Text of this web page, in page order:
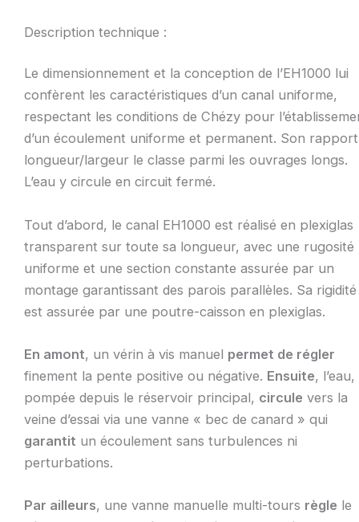
Description technique :
Le dimensionnement et la conception de l’EH1000 lui
confèrent les caractéristiques d’un canal uniforme,
respectant les conditions de Chézy pour
d’un écoulement uniforme et permanent. Son rapport
longueur/largeur le classe parmi les ouvrages longs.
L’eau y circule en circuit fermé.
Tout d’abord, le canal EH1000 est réalisé en plexiglas
transparent sur toute sa longueur, avec une rugosité
uniforme et une section constante assurée par un
montage garantissant des parois parallèles. Sa rigidité
est assurée par une poutre-caisson en plexiglas.
En amont, un vérin à vis manuel permet de régler
finement la pente positive ou négative. Ensuite, l’eau,
pompée depuis le réservoir principal, circule vers la
veine d’essai via une vanne « bec de canard » qui
garantit un écoulement sans turbulences ni
perturbations.
Par ailleurs, une vanne manuelle multi-tours règle le